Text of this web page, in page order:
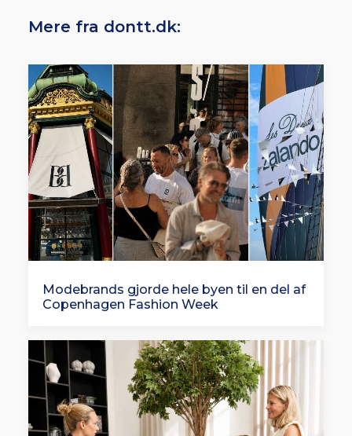
Mere fra dontt.dk:
Modebrands gjorde hele byen til en del af
Copenhagen Fashion Week